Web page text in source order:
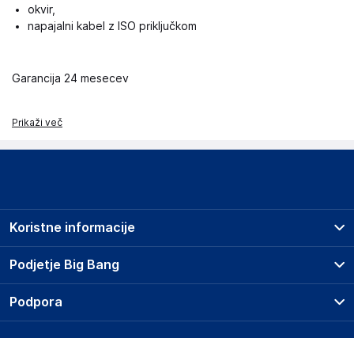
okvir,
napajalni kabel z ISO priključkom
Garancija 24 mesecev
Prikaži več
Podjetje Big Bang
O podjetju
Koristne informacije
Prodajna mesta
Storitve
Dostava, vnos in odvoz
Podpora